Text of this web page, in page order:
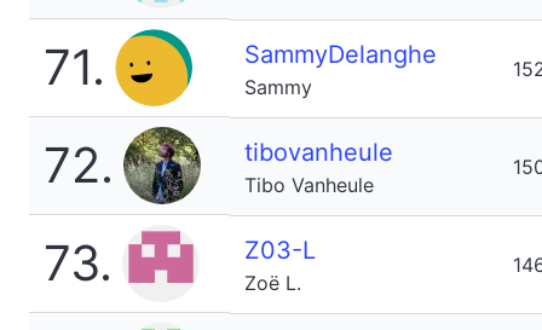
71. SammyDelanghe
Sammy
72. tibovanheule
Tibo Vanheule
73. Z03-L
Zoë L.